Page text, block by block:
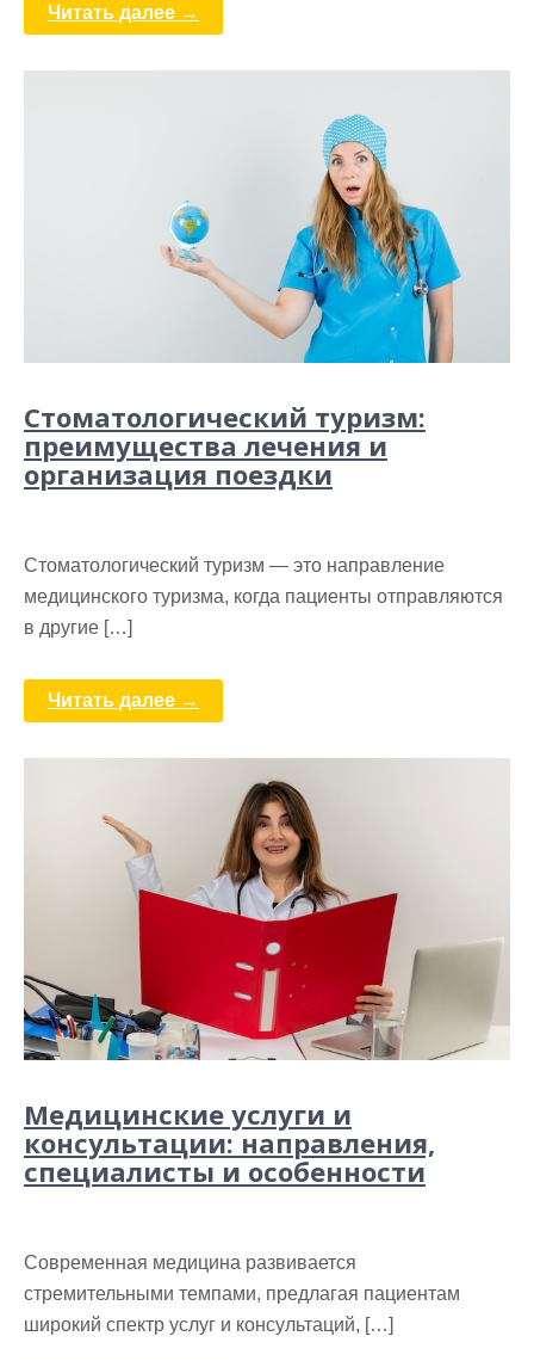
Читать далее →
Стоматологический туризм:
преимущества лечения и
организация поездки
Стоматологический туризм — это направление
медицинского туризма, когда пациенты отправляются
в другие […]
Читать далее →
Медицинские услуги и
консультации: направления,
специалисты и особенности
Современная медицина развивается
стремительными темпами, предлагая пациентам
широкий спектр услуг и консультаций, […]